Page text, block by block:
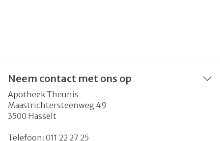
Neem contact met ons op
Apotheek Theunis
Maastrichtersteenweg 49
3500 Hasselt
Telefoon: 011 22 27 25